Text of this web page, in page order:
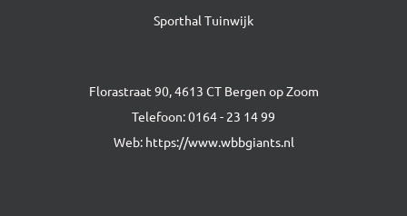
Sporthal Tuinwijk
Florastraat 90, 4613 CT Bergen op Zoom
Telefoon:0164 - 23 14 99
Web: https://www.wbbgiants.nl